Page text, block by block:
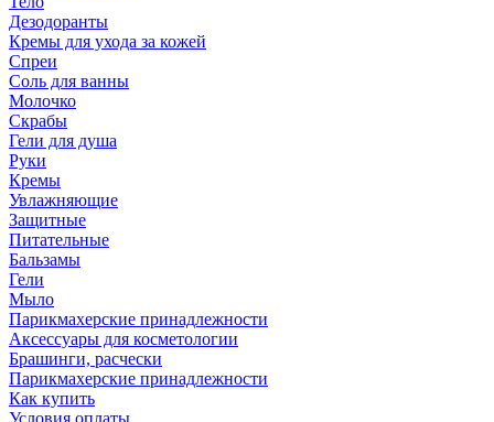
Дезодоранты
Кремы для ухода за кожей
Спреи
Соль для ванны
Молочко
Скрабы
Гели для душа
Руки
Кремы
Увлажняющие
Защитные
Питательные
Бальзамы
Гели
Мыло
Парикмахерские принадлежности
Аксессуары для косметологии
Брашинги, расчески
Парикмахерские принадлежности
Как купить
Условия оплаты